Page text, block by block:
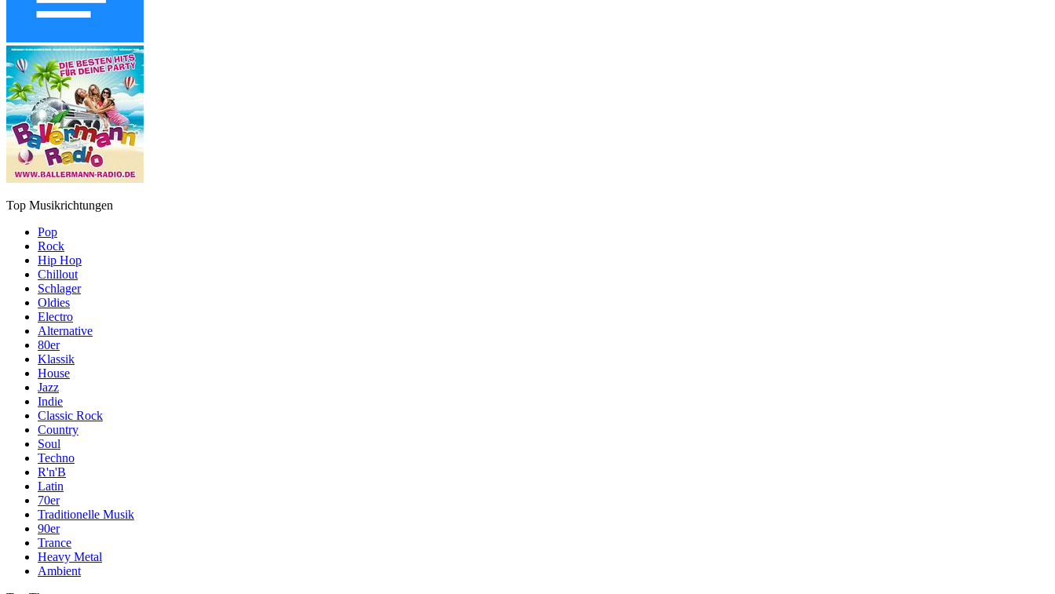
Top Musikrichtungen
Pop
Rock
Hip Hop
Chillout
Schlager
Oldies
Electro
Alternative
80er
Klassik
House
Jazz
Indie
Classic Rock
Country
Soul
Techno
R'n'B
Latin
70er
Traditionelle Musik
90er
Trance
Heavy Metal
Ambient